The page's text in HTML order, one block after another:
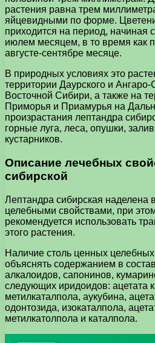
растения равна трем
яйцевидными по форме.
приходится на период, начиная
июлем месяцем, в то время как
августе-сентябре месяце.
В природных условиях это
территории Даурского и
Восточной Сибири, а также на
Приморья и Приамурья на
произрастания лептандра
горные луга, леса, опушки,
кустарников.
Описание лечебных
сибирской
Лептандра сибирская наделена
целебными свойствами, при
рекомендуется использовать
этого растения.
Наличие столь ценных целебных
объяснять содержанием в
алкалоидов, сапонинов,
следующих иридоидов: ацетата
метилкаталпола, аукубина,
одонтозида, изокаталпола,
метилкатолпола и каталпола.